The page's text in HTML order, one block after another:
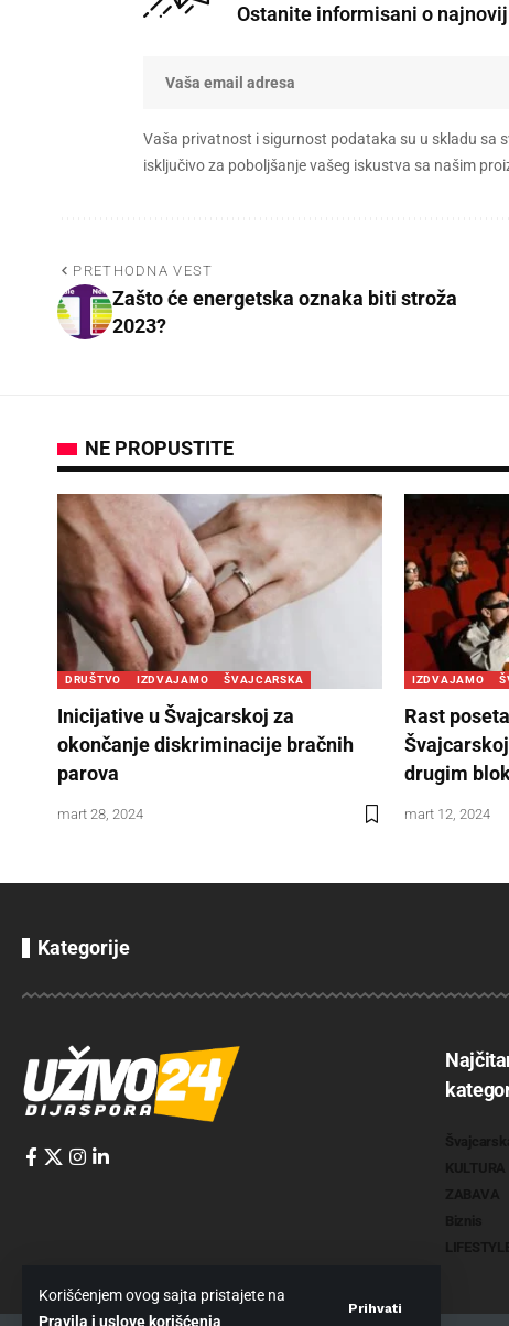
Korišćenjem ovog sajta pristajete na
Pravila i uslove korišćenja
Prihvati
Ostanite informisani o
Vaša privatnost i sigurnost podataka su u skladu sa
isključivo za poboljšanje vašeg iskustva sa našim
PRETHODNA VEST
Zašto će energetska oznaka biti stroža
2023?
NE PROPUSTITE
DRUŠTVO IZDVAJAMO ŠVAJCARSKA
Inicijative u Švajcarskoj za
okončanje diskriminacije bračnih
parova
mart 28, 2024
IZDVAJAMO
Rast
drugim
mart 12, 2024
Kategorije